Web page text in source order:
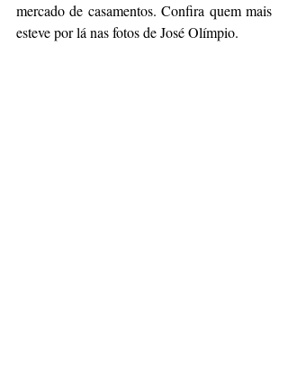
mercado de casamentos. Confira quem mais
esteve por lá nas fotos de José Olímpio.